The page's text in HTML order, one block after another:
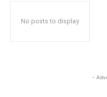
No posts to display
-